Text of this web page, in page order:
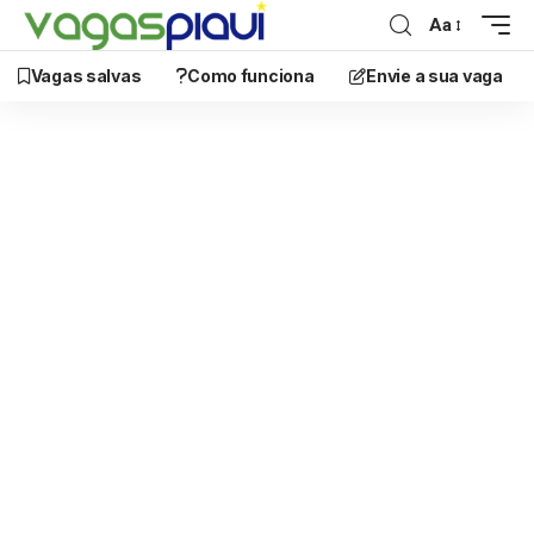
Aa
Vagas salvas Como funciona Envie a sua vaga